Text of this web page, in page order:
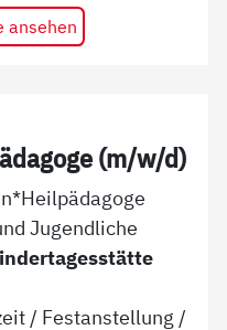
ansehen
(m/w/d)
Jugendliche
/ Festanstellung /